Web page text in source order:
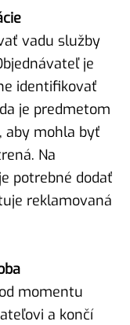
vadu služby
je
identifikovať
je predmetom
aby mohla byť
Na
potrebné dodať
reklamovaná
momentu
a končí